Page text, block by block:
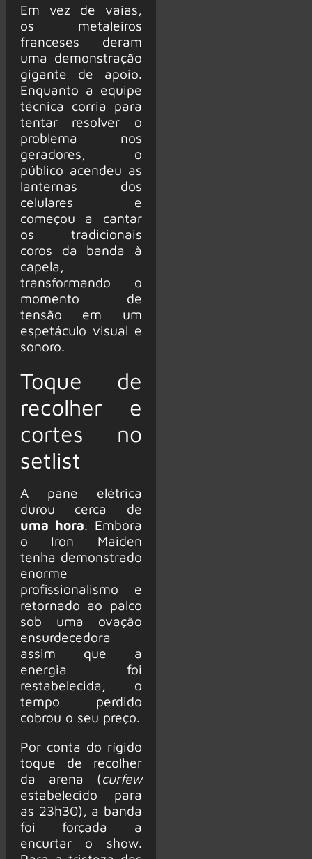
Em vez de vaias,
os metaleiros
franceses deram
uma demonstração
gigante de apoio.
Enquanto a equipe
técnica corria para
tentar resolver o
problema nos
geradores, o
público acendeu as
lanternas dos
celulares e
começou a cantar
os tradicionais
coros da banda à
capela,
transformando o
momento de
tensão em um
espetáculo visual e
sonoro.
Toque de
recolher e
cortes no
setlist
A pane elétrica
durou cerca de
uma hora. Embora
o Iron Maiden
tenha demonstrado
enorme
profissionalismo e
retornado ao palco
sob uma ovação
ensurdecedora
assim que a
energia foi
restabelecida, o
tempo perdido
cobrou o seu preço.
Por conta do rígido
toque de recolher
da arena (curfew
estabelecido para
as 23h30), a banda
foi forçada a
encurtar o show.